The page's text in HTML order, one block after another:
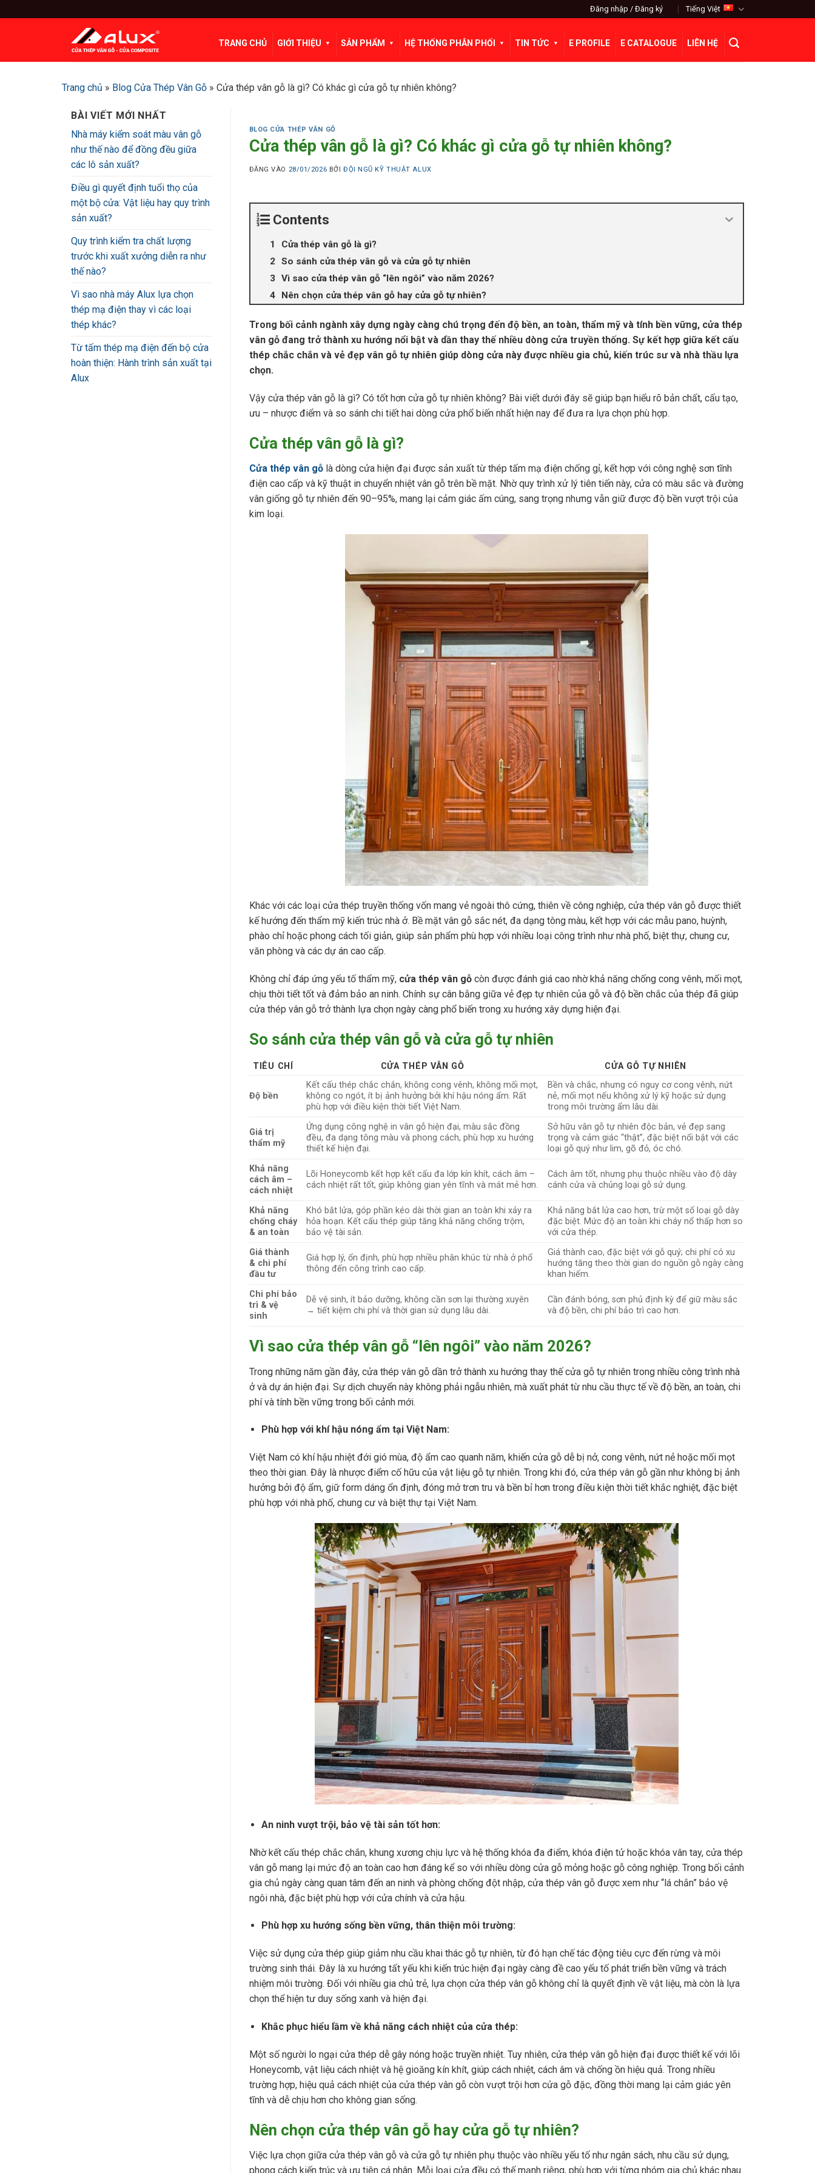
qua
Đăng nhập / Đăng ký Tiếng Việt
TRANG CHỦ GIỚI THIỆU SẢN PHẨM HỆ THỐNG PHÂN PHỐI TIN TỨC E PROFILE E CATALOGUE LIÊN HỆ
Trang chủ » Blog Cửa Thép Vân Gỗ » Cửa thép vân gỗ là gì? Có khác gì cửa gỗ tự nhiên không?
BÀI VIẾT MỚI NHẤT
Nhà máy kiểm soát màu vân gỗ
như thế nào để đồng đều giữa
các lô sản xuất?
Điều gì quyết định tuổi thọ của
một bộ cửa: Vật liệu hay quy trình
sản xuất?
Quy trình kiểm tra chất lượng
trước khi xuất xưởng diễn ra như
thế nào?
Vì sao nhà máy Alux lựa chọn
thép mạ điện thay vì các loại
thép khác?
Từ tấm thép mạ điện đến bộ cửa
hoàn thiện: Hành trình sản xuất tại
Alux
BLOG CỬA THÉP VÂN GỖ
Cửa thép vân gỗ là gì? Có khác gì cửa gỗ tự nhiên không?
ĐĂNG VÀO 28/01/2026 BỞI ĐỘI NGŨ KỸ THUẬT ALUX
Contents
Cửa thép vân gỗ là gì?
So sánh cửa thép vân gỗ và cửa gỗ tự nhiên
Vì sao cửa thép vân gỗ “lên ngôi” vào năm 2026?
Nên chọn cửa thép vân gỗ hay cửa gỗ tự nhiên?
Trong bối cảnh ngành xây dựng ngày càng chú trọng đến độ bền, an toàn, thẩm mỹ và tính bền vững, cửa thép
vân gỗ đang trở thành xu hướng nổi bật và dần thay thế nhiều dòng cửa truyền thống. Sự kết hợp giữa kết cấu
thép chắc chắn và vẻ đẹp vân gỗ tự nhiên giúp dòng cửa này được nhiều gia chủ, kiến trúc sư và nhà thầu lựa
chọn.
Vậy cửa thép vân gỗ là gì? Có tốt hơn cửa gỗ tự nhiên không? Bài viết dưới đây sẽ giúp bạn hiểu rõ bản chất, cấu tạo,
ưu – nhược điểm và so sánh chi tiết hai dòng cửa phổ biến nhất hiện nay để đưa ra lựa chọn phù hợp.
Cửa thép vân gỗ là gì?
Cửa thép vân gỗlà dòng cửa hiện đại được sản xuất từ thép tấm mạ điện chống gỉ, kết hợp với công nghệ sơn tĩnh
điện cao cấp và kỹ thuật in chuyển nhiệt vân gỗ trên bề mặt. Nhờ quy trình xử lý tiên tiến này, cửa có màu sắc và đường
vân giống gỗ tự nhiên đến 90–95%, mang lại cảm giác ấm cúng, sang trọng nhưng vẫn giữ được độ bền vượt trội của
kim loại.
Khác với các loại cửa thép truyền thống vốn mang vẻ ngoài thô cứng, thiên về công nghiệp, cửa thép vân gỗ được thiết
kế hướng đến thẩm mỹ kiến trúc nhà ở. Bề mặt vân gỗ sắc nét, đa dạng tông màu, kết hợp với các mẫu pano, huỳnh,
phào chỉ hoặc phong cách tối giản, giúp sản phẩm phù hợp với nhiều loại công trình như nhà phố, biệt thự, chung cư,
văn phòng và các dự án cao cấp.
Không chỉ đáp ứng yếu tố thẩm mỹ, cửa thép vân gỗcòn được đánh giá cao nhờ khả năng chống cong vênh, mối mọt,
chịu thời tiết tốt và đảm bảo an ninh. Chính sự cân bằng giữa vẻ đẹp tự nhiên của gỗ và độ bền chắc của thép đã giúp
cửa thép vân gỗ trở thành lựa chọn ngày càng phổ biến trong xu hướng xây dựng hiện đại.
So sánh cửa thép vân gỗ và cửa gỗ tự nhiên
TIÊU CHÍ CỬA THÉP VÂN GỖ CỬA GỖ TỰ NHIÊN
Độ bền
Kết cấu thép chắc chắn, không cong vênh, không mối mọt,
không co ngót, ít bị ảnh hưởng bởi khí hậu nóng ẩm. Rất
phù hợp với điều kiện thời tiết Việt Nam.
Bền và chắc, nhưng có nguy cơ cong vênh, nứt
nẻ, mối mọt nếu không xử lý kỹ hoặc sử dụng
trong môi trường ẩm lâu dài.
Giá trị
thẩm mỹ
Ứng dụng công nghệ in vân gỗ hiện đại, màu sắc đồng
đều, đa dạng tông màu và phong cách, phù hợp xu hướng
thiết kế hiện đại.
Sở hữu vân gỗ tự nhiên độc bản, vẻ đẹp sang
trọng và cảm giác “thật”, đặc biệt nổi bật với các
loại gỗ quý như lim, gõ đỏ, óc chó.
Khả năng
cách âm –
cách nhiệt
Lõi Honeycomb kết hợp kết cấu đa lớp kín khít, cách âm –
cách nhiệt rất tốt, giúp không gian yên tĩnh và mát mẻ hơn.
Cách âm tốt, nhưng phụ thuộc nhiều vào độ dày
cánh cửa và chủng loại gỗ sử dụng.
Khả năng
chống cháy
& an toàn
Khó bắt lửa, góp phần kéo dài thời gian an toàn khi xảy ra
hỏa hoạn. Kết cấu thép giúp tăng khả năng chống trộm,
bảo vệ tài sản.
Khả năng bắt lửa cao hơn, trừ một số loại gỗ dày
đặc biệt. Mức độ an toàn khi cháy nổ thấp hơn so
với cửa thép.
Giá thành
& chi phí
đầu tư
Giá hợp lý, ổn định, phù hợp nhiều phân khúc từ nhà ở phổ
thông đến công trình cao cấp.
Giá thành cao, đặc biệt với gỗ quý; chi phí có xu
hướng tăng theo thời gian do nguồn gỗ ngày càng
khan hiếm.
Chi phí bảo
trì & vệ
sinh
Dễ vệ sinh, ít bảo dưỡng, không cần sơn lại thường xuyên
→ tiết kiệm chi phí và thời gian sử dụng lâu dài.
Cần đánh bóng, sơn phủ định kỳ để giữ màu sắc
và độ bền, chi phí bảo trì cao hơn.
Vì sao cửa thép vân gỗ “lên ngôi” vào năm 2026?
Trong những năm gần đây, cửa thép vân gỗ dần trở thành xu hướng thay thế cửa gỗ tự nhiên trong nhiều công trình nhà
ở và dự án hiện đại. Sự dịch chuyển này không phải ngẫu nhiên, mà xuất phát từ nhu cầu thực tế về độ bền, an toàn, chi
phí và tính bền vững trong bối cảnh mới.
Phù hợp với khí hậu nóng ẩm tại Việt Nam:
Việt Nam có khí hậu nhiệt đới gió mùa, độ ẩm cao quanh năm, khiến cửa gỗ dễ bị nở, cong vênh, nứt nẻ hoặc mối mọt
theo thời gian. Đây là nhược điểm cố hữu của vật liệu gỗ tự nhiên. Trong khi đó, cửa thép vân gỗ gần như không bị ảnh
hưởng bởi độ ẩm, giữ form dáng ổn định, đóng mở trơn tru và bền bỉ hơn trong điều kiện thời tiết khắc nghiệt, đặc biệt
phù hợp với nhà phố, chung cư và biệt thự tại Việt Nam.
An ninh vượt trội, bảo vệ tài sản tốt hơn:
Nhờ kết cấu thép chắc chắn, khung xương chịu lực và hệ thống khóa đa điểm, khóa điện tử hoặc khóa vân tay, cửa thép
vân gỗ mang lại mức độ an toàn cao hơn đáng kể so với nhiều dòng cửa gỗ mỏng hoặc gỗ công nghiệp. Trong bối cảnh
gia chủ ngày càng quan tâm đến an ninh và phòng chống đột nhập, cửa thép vân gỗ được xem như “lá chắn” bảo vệ
ngôi nhà, đặc biệt phù hợp với cửa chính và cửa hậu.
Phù hợp xu hướng sống bền vững, thân thiện môi trường:
Việc sử dụng cửa thép giúp giảm nhu cầu khai thác gỗ tự nhiên, từ đó hạn chế tác động tiêu cực đến rừng và môi
trường sinh thái. Đây là xu hướng tất yếu khi kiến trúc hiện đại ngày càng đề cao yếu tố phát triển bền vững và trách
nhiệm môi trường. Đối với nhiều gia chủ trẻ, lựa chọn cửa thép vân gỗ không chỉ là quyết định về vật liệu, mà còn là lựa
chọn thể hiện tư duy sống xanh và hiện đại.
Khắc phục hiểu lầm về khả năng cách nhiệt của cửa thép:
Một số người lo ngại cửa thép dễ gây nóng hoặc truyền nhiệt. Tuy nhiên, cửa thép vân gỗ hiện đại được thiết kế với lõi
Honeycomb, vật liệu cách nhiệt và hệ gioăng kín khít, giúp cách nhiệt, cách âm và chống ồn hiệu quả. Trong nhiều
trường hợp, hiệu quả cách nhiệt của cửa thép vân gỗ còn vượt trội hơn cửa gỗ đặc, đồng thời mang lại cảm giác yên
tĩnh và dễ chịu hơn cho không gian sống.
Nên chọn cửa thép vân gỗ hay cửa gỗ tự nhiên?
Việc lựa chọn giữa cửa thép vân gỗ và cửa gỗ tự nhiên phụ thuộc vào nhiều yếu tố như ngân sách, nhu cầu sử dụng,
phong cách kiến trúc và ưu tiên cá nhân. Mỗi loại cửa đều có thế mạnh riêng, phù hợp với từng nhóm gia chủ khác nhau.